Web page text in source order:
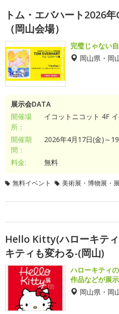
トム・エバハート2026
（岡山会場）
完璧じゃない
岡山県・岡
展示会DATA
開催場
所：
イコットニコット 4F
開催期
間：
2026年4月17日(金)～
料金: 無料
無料イベント 美術展・博物展・
Hello Kitty(ハローキテ
キティも変わる-(岡山)
ハローキティ
作品などが展
岡山県・岡